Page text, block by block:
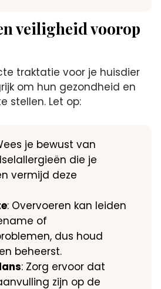
veiligheid voorop
traktatie voor je huisdier
om hun gezondheid en
stellen.​ Let op:
je bewust van
die je
vermijd deze
: Overvoeren kan leiden
of
dus houd
beheerst.​
: Zorg ervoor dat
zijn op de